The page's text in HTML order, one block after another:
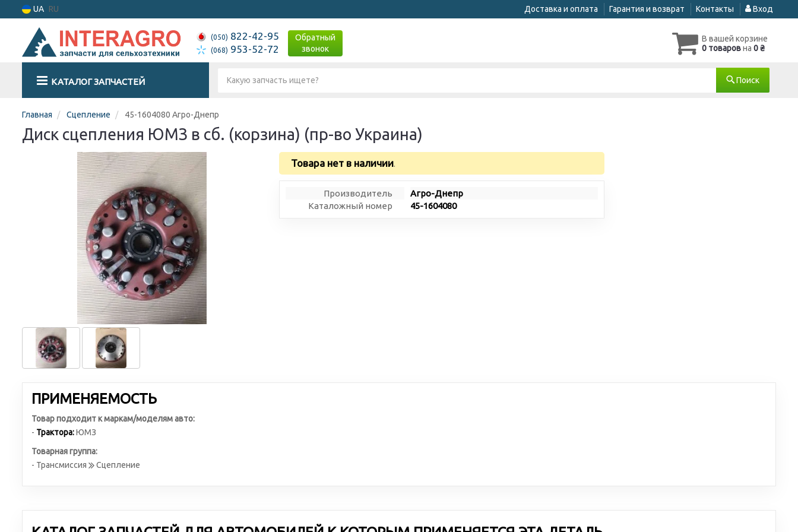
UA RU Доставка и оплата Гарантия и возврат Контакты Вход
(050) 822-42-95
(068) 953-52-72
Обратный
звонок
В вашей корзине
0 товаровна 0 ₴
КАТАЛОГ ЗАПЧАСТЕЙ Поиск
Главная Сцепление 45-1604080 Агро-Днепр
Диск сцепления ЮМЗ в сб. (корзина) (пр-во Украина)
Товара нет в наличии.
Производитель
Агро-Днепр
Каталожный номер
45-1604080
ПРИМЕНЯЕМОСТЬ
Товар подходит к маркам/моделям авто:
- Трактора:ЮМЗ
Товарная группа:
- Трансмиссия
Сцепление